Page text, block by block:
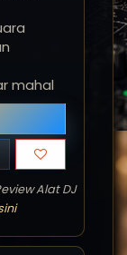
mahal
Alat DJ